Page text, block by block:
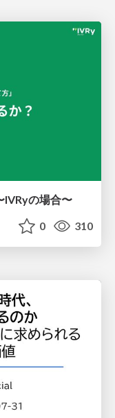
IVRyの場合〜
0 310